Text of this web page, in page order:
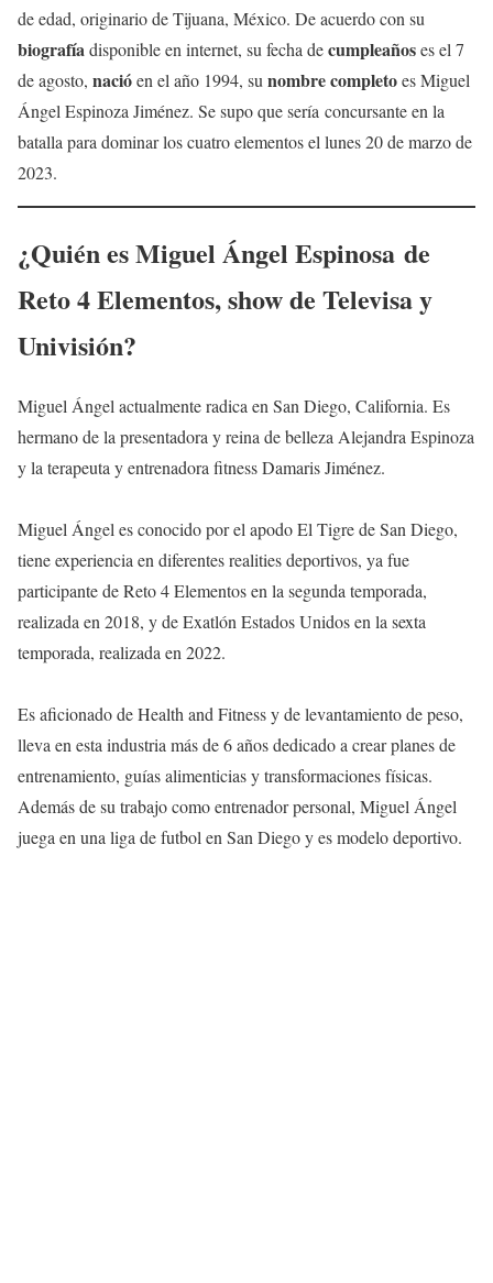
de edad, originario de Tijuana, México. De acuerdo con su
biografíadisponible en internet, su fecha decumpleañoses el 7
de agosto, nacióen el año 1994, su nombrecompletoes Miguel
Ángel Espinoza Jiménez. Se supo que sería concursante en la
batalla para dominar los cuatro elementos el lunes 20 de marzo de
2023.
¿Quién esMiguel Ángel Espinosa de
Reto 4 Elementos, show de Televisa y
Univisión?
Miguel Ángel actualmente radica en San Diego, California. Es
hermano de la presentadora y reina de belleza Alejandra Espinoza
y la terapeuta y entrenadora fitness Damaris Jiménez.
Miguel Ángel es conocido por el apodo El Tigre de San Diego,
tiene experiencia en diferentes realities deportivos, ya fue
participante de Reto 4 Elementos en la segunda temporada,
realizada en 2018, y de Exatlón Estados Unidos en la sexta
temporada, realizada en 2022.
Es aficionado de Health and Fitness y de levantamiento de peso,
lleva en esta industria más de 6 años dedicado a crear planes de
entrenamiento, guías alimenticias y transformaciones físicas.
Además de su trabajo como entrenador personal, Miguel Ángel
juega en una liga de futbol en San Diego y es modelo deportivo.